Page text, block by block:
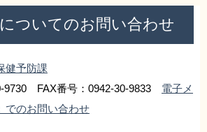
ついてのお問い合わせ
健予防課
9730 FAX番号：0942-30-9833 電子メ
でのお問い合わせ